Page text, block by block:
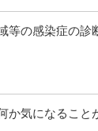
の感染症の診
か気になるこ